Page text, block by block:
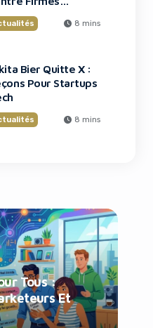
8 mins
Bier Quitte X :
Pour Startups
8 mins
Tous :
Et